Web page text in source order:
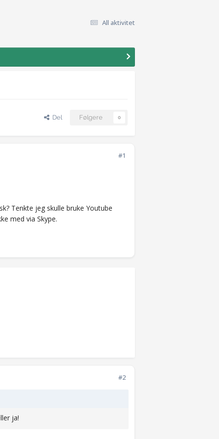
All aktivitet
Del Følgere 0
#1
Tenkte jeg skulle bruke Youtube
med via Skype.
#2
ja!